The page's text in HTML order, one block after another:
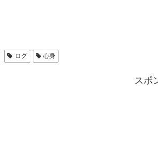
ログ 心身
スポ